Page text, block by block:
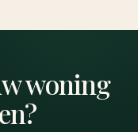
woning